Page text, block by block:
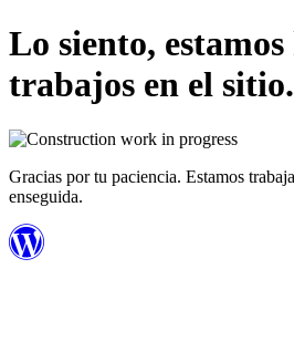
Lo siento,
trabajos en el sitio.
Gracias por tu paciencia. Estamos
enseguida.